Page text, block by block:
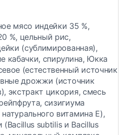
мясо индейки 35 %,
%, цельный рис,
(сублимированная),
кабачки, спирулина, Юкка
(естественный источник
дрожжи (источник
экстракт цикория, смесь
сизигиума
витамина E),
subtilis и Bacillus